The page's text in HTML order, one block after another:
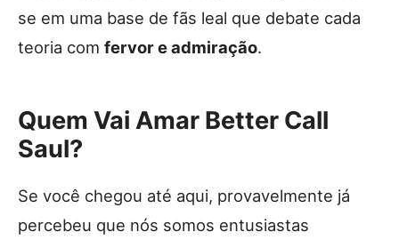
se em uma base de fãs leal que debate cada
teoria com fervor e admiração.
Quem Vai Amar Better Call
Saul?
Se você chegou até aqui, provavelmente já
percebeu que nós somos entusiastas